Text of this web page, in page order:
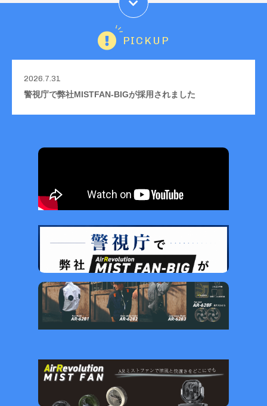
PICKUP
2026.7.31
警視庁で弊社MISTFAN-BIGが採用されました